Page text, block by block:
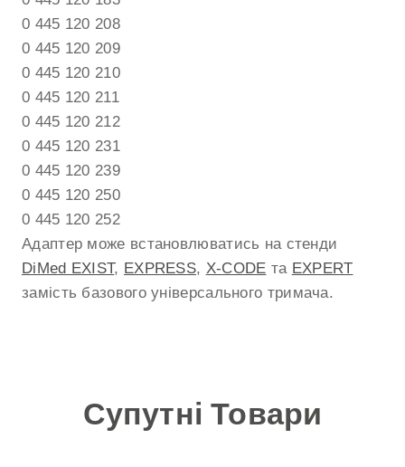
0 445 120 208
0 445 120 209
0 445 120 210
0 445 120 211
0 445 120 212
0 445 120 231
0 445 120 239
0 445 120 250
0 445 120 252
Адаптер може встановлюватись на стенди
DiMed EXIST, EXPRESS, X-CODE та EXPERT
замість базового універсального тримача.
Супутні Товари